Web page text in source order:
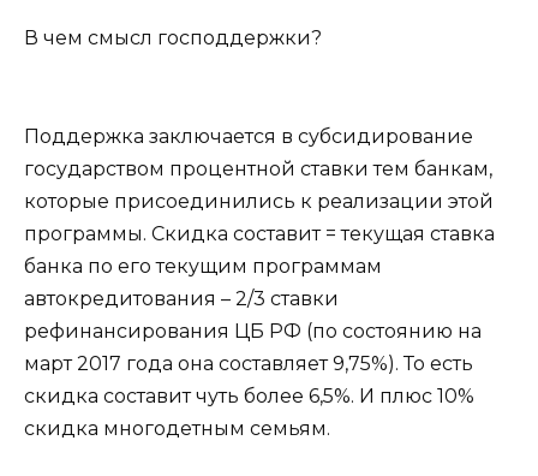
В чем смысл господдержки?
Поддержка заключается в субсидирование
государством процентной ставки тем банкам,
которые присоединились к реализации этой
программы. Скидка составит = текущая ставка
банка по его текущим программам
автокредитования – 2/3 ставки
рефинансирования ЦБ РФ (по состоянию на
март 2017 года она составляет 9,75%). То есть
скидка составит чуть более 6,5%. И плюс 10%
скидка многодетным семьям.